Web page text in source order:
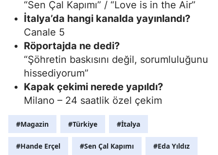
“Sen Çal Kapımı” / “Love is in the Air”
İtalya’da hangi kanalda yayınlandı?
Canale 5
Röportajda ne dedi?
“Şöhretin baskısını değil, sorumluluğunu
hissediyorum”
Kapak çekimi nerede yapıldı?
Milano – 24 saatlik özel çekim
#Magazin #Türkiye #İtalya
#Hande Erçel #Sen Çal Kapımı #Eda Yıldız